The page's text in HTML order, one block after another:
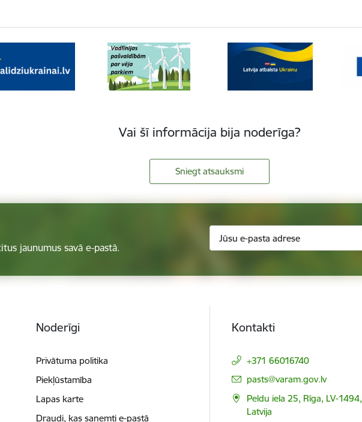
Vai šī informācija bija noderīga?
Sniegt atsauksmi
jaunumus savā e-pastā.
Noderīgi
Privātuma politika
Piekļūstamība
Lapas karte
Draudi, kas saņemti e-pastā
Kontakti
+371 66016740
E-pasts:
pasts@varam.gov.lv
Peldu iela 25, Rīga, LV-1494,
Latvija